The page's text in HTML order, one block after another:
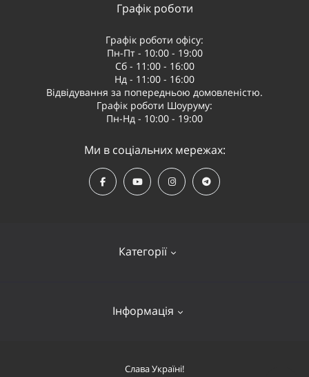
Категорії
Квадрокоптери
Інформація
Оплата і доставка
Графік роботи
Графік роботи офісу:
Пн-Пт - 10:00 - 19:00
Сб - 11:00 - 16:00
Нд - 11:00 - 16:00
Відвідування за попередньою домовленістю.
Графік роботи Шоуруму:
Пн-Нд - 10:00 - 19:00
Ми в соціальних мережах:
Слава Україні!